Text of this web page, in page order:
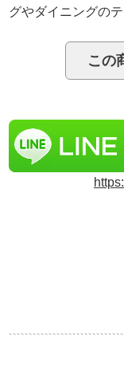
グやダイニングの